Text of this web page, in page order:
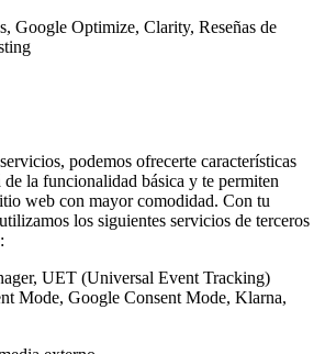
Google Optimize, Clarity, Reseñas de
podemos ofrecerte características
de la funcionalidad básica y te permiten
web con mayor comodidad. Con tu
los siguientes servicios de terceros
UET (Universal Event Tracking)
Mode, Google Consent Mode, Klarna,